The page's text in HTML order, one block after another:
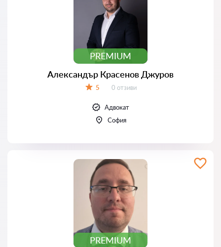
PREMIUM
Александър Красенов Джуров
5 Отзиви:
0 отзиви
Адвокат
София
PREMIUM